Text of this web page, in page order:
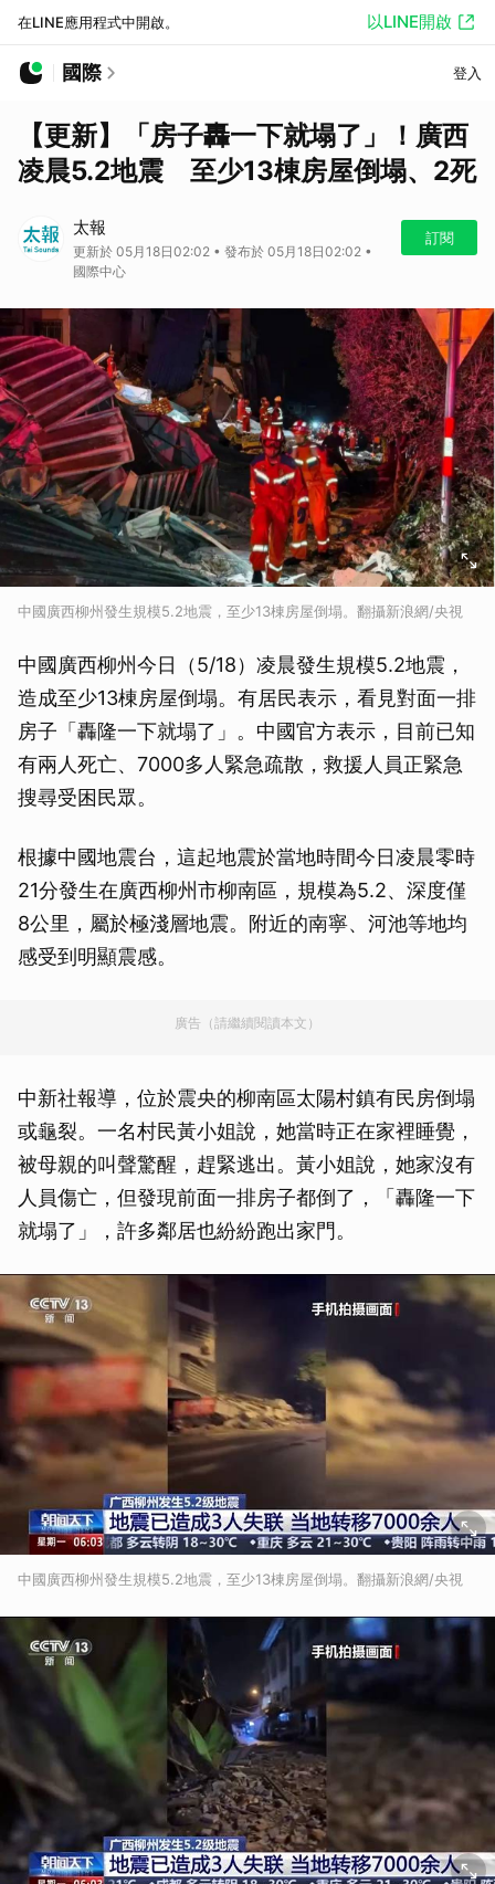
在LINE應用程式中開啟。 以LINE開啟
國際 登入
【更新】「房子轟一下就塌了」！廣西
凌晨5.2地震 至少13棟房屋倒塌、2死
太報
更新於 05月18日02:02 • 發布於 05月18日02:02 •
國際中心
訂閱
中國廣西柳州發生規模5.2地震，至少13棟房屋倒塌。翻攝新浪網/央視
中國廣西柳州今日（5/18）凌晨發生規模5.2地震，
造成至少13棟房屋倒塌。有居民表示，看見對面一排
房子「轟隆一下就塌了」。中國官方表示，目前已知
有兩人死亡、7000多人緊急疏散，救援人員正緊急
搜尋受困民眾。
根據中國地震台，這起地震於當地時間今日凌晨零時
21分發生在廣西柳州市柳南區，規模為5.2、深度僅
8公里，屬於極淺層地震。附近的南寧、河池等地均
感受到明顯震感。
廣告（請繼續閱讀本文）
中新社報導，位於震央的柳南區太陽村鎮有民房倒塌
或龜裂。一名村民黃小姐說，她當時正在家裡睡覺，
被母親的叫聲驚醒，趕緊逃出。黃小姐說，她家沒有
人員傷亡，但發現前面一排房子都倒了，「轟隆一下
就塌了」，許多鄰居也紛紛跑出家門。
中國廣西柳州發生規模5.2地震，至少13棟房屋倒塌。翻攝新浪網/央視